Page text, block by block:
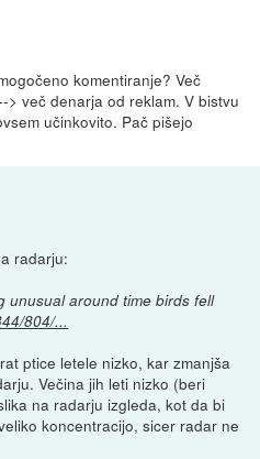
komentiranje? Več
več denarja od reklam. V bistvu
učinkovito. Pač pišejo
radarju:
unusual around time birds fell
804/...
ptice letele nizko, kar zmanjša
Večina jih leti nizko (beri
na radarju izgleda, kot da bi
koncentracijo, sicer radar ne